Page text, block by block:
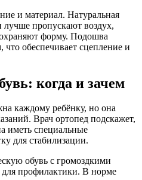
и материал. Натуральная
лучше пропускают воздух,
форму. Подошва
обеспечивает сцепление и
когда и зачем
каждому ребёнку, но она
Врач ортопед подскажет,
иметь специальные
для стабилизации.
обувь с громоздкими
профилактики. В норме